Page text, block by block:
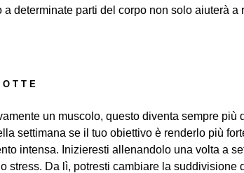
determinate parti del corpo non solo aiuterà
un muscolo, questo diventa sempre
settimana se il tuo obiettivo è renderlo più
intensa. Inizieresti allenandolo una volta a
stress. Da lì, potresti cambiare la